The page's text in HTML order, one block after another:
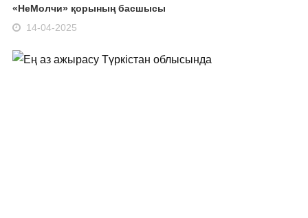
«НеМолчи» қорының басшысы
14-04-2025